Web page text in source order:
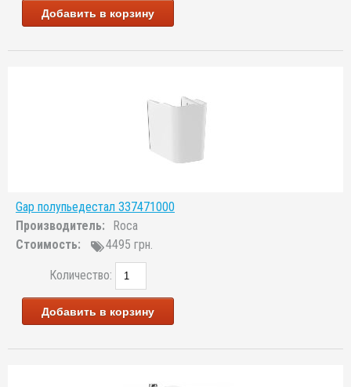
Добавить в корзину
Gap полупьедестал 337471000
Производитель:
Roca
Стоимость:
4495 грн.
Количество:
Добавить в корзину